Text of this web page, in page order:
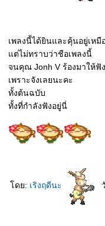
เพลงนี้ได้ยินและคุ้นอยู่เหมื
ต่ไม่ทราบว่าชือเพลงนี้
จนคุณ Jonh V ร้องมาให้ฟั
เพราะจังเลยนะคะ
ทั้งต้นฉบับ
ทั้งที่กำลังฟังอยู่นี่
ดย: เริงฤดีนะ